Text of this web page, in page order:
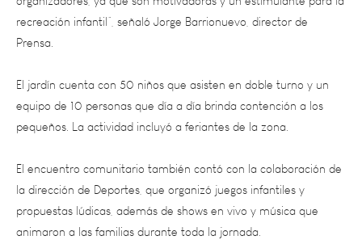
Prensa.
El jardín cuenta con 50 niños que asisten en doble turno y un
equipo de 10 personas que día a día brinda contención a los
pequeños. La actividad incluyó a feriantes de la zona.
El encuentro comunitario también contó con la colaboración de
la dirección de Deportes, que organizó juegos infantiles y
propuestas lúdicas, además de shows en vivo y música que
animaron a las familias durante toda la jornada.